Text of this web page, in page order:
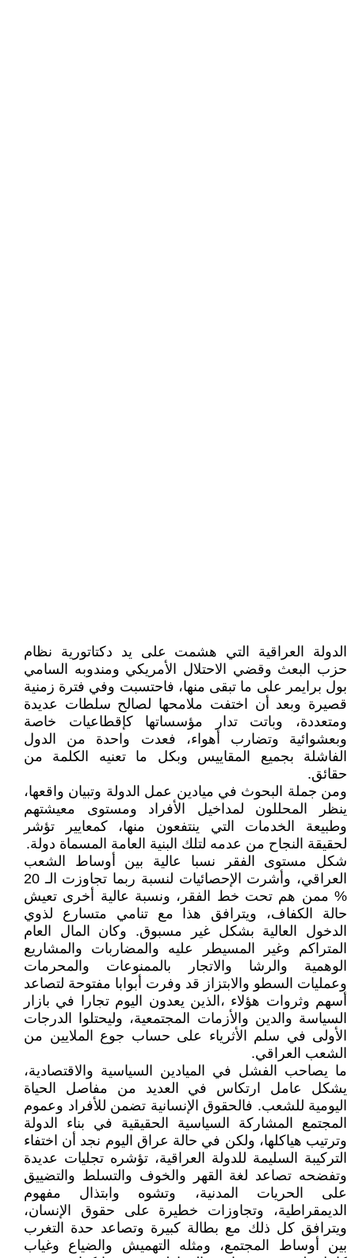
الدولة العراقية التي هشمت على يد دكتاتورية نظام
حزب البعث وقضي الاحتلال الأمريكي ومندوبه السامي
بول برايمر على ما تبقى منها، فاحتسبت وفي فترة زمنية
قصيرة وبعد أن اختفت ملامحها لصالح سلطات عديدة
ومتعددة، وباتت تدار مؤسساتها كإقطاعيات خاصة
وبعشوائية وتضارب أهواء، فعدت واحدة من الدول
الفاشلة بجميع المقاييس وبكل ما تعنيه الكلمة من
حقائق.
ومن جملة البحوث في ميادين عمل الدولة وتبيان واقعها،
ينظر المحللون لمداخيل الأفراد ومستوى معيشتهم
وطبيعة الخدمات التي ينتفعون منها، كمعايير تؤشر
لحقيقة النجاح من عدمه لتلك البنية العامة المسماة دولة.
شكل مستوى الفقر نسبا عالية بين أوساط الشعب
العراقي، وأشرت الإحصائيات لنسبة ربما تجاوزت الـ 20
% ممن هم تحت خط الفقر، ونسبة عالية أخرى تعيش
حالة الكفاف، ويترافق هذا مع تنامي متسارع لذوي
الدخول العالية بشكل غير مسبوق. وكان المال العام
المتراكم وغير المسيطر عليه والمضاربات والمشاريع
الوهمية والرشا والاتجار بالممنوعات والمحرمات
وعمليات السطو والابتزاز قد وفرت أبوابا مفتوحة لتصاعد
أسهم وثروات هؤلاء ،الذين يعدون اليوم تجارا في بازار
السياسة والدين والأزمات المجتمعية، وليحتلوا الدرجات
الأولى في سلم الأثرياء على حساب جوع الملايين من
الشعب العراقي.
ما يصاحب الفشل في الميادين السياسية والاقتصادية،
يشكل عامل ارتكاس في العديد من مفاصل الحياة
اليومية للشعب. فالحقوق الإنسانية تضمن للأفراد وعموم
المجتمع المشاركة السياسية الحقيقية في بناء الدولة
وترتيب هياكلها، ولكن في حالة عراق اليوم نجد أن اختفاء
التركيبة السليمة للدولة العراقية، تؤشره تجليات عديدة
وتفضحه تصاعد لغة القهر والخوف والتسلط والتضييق
على الحريات المدنية، وتشوه وابتذال مفهوم
الديمقراطية، وتجاوزات خطيرة على حقوق الإنسان،
ويترافق كل ذلك مع بطالة كبيرة وتصاعد حدة التغرب
بين أوساط المجتمع، ومثله التهميش والضياع وغياب